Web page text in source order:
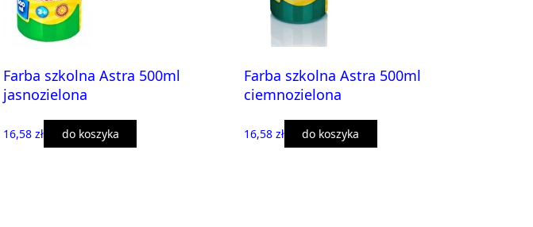
Farba szkolna Astra 500ml
jasnozielona
16,58 zł do koszyka
Farba szkolna Astra 500ml
ciemnozielona
16,58 zł do koszyka